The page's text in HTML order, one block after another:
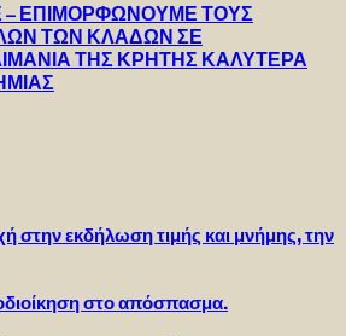
– ΕΠΙΜΟΡΦΩΝΟΥΜΕ ΤΟΥΣ
ΤΩΝ ΚΛΑΔΩΝ ΣΕ
ΤΗΣ ΚΡΗΤΗΣ ΚΑΛΥΤΕΡΑ
στην εκδήλωση τιμής και μνήμης, την
στο απόσπασμα.